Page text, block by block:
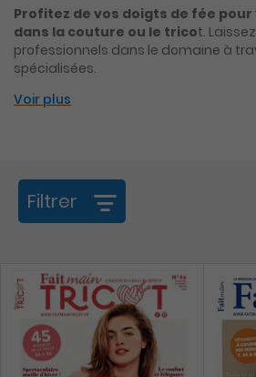
Profitez de vos doigts de fée
dans la couture ou le tricot.
professionnels dans le domaine à
spécialisées.
Voir plus
Filtrer